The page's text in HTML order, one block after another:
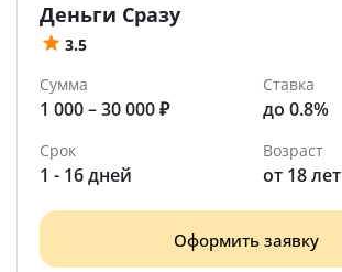
Деньги Сразу
3.5
Сумма
1 000 – 30 000 ₽
Ставка
до 0.8%
Срок
1 - 16 дней
Возраст
от 18 лет
Оформить заявку